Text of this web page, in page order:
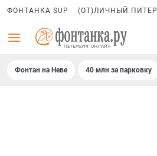
ФОНТАНКА SUP (ОТ)ЛИЧНЫЙ ПИТЕР
Фонтан на Неве 40 млн за парковку